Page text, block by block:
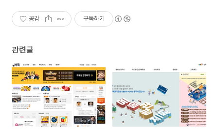
공감 구독하기
관련글